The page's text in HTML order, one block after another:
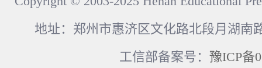
地址：郑州市惠济区文化路北段月湖南
工信部备案号： 豫ICP备